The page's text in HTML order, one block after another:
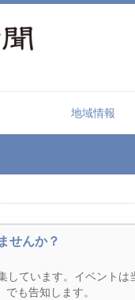
【PR】横浜の暮らしを便
地域情報
せんか？
しています。イベントは
も告知します。